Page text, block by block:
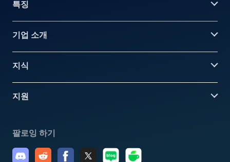
특징
기업 소개
지식
지원
팔로잉 하기